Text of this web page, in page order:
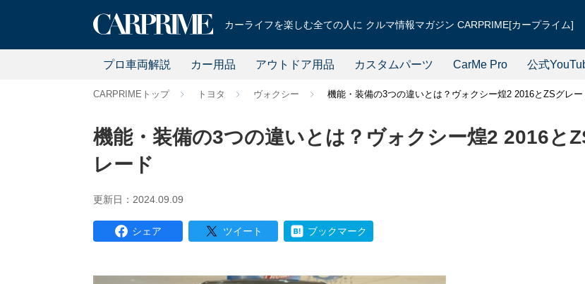
カーライフを楽しむ全ての人に クルマ情報マガジン CARPRIME[カープライム]
プロ車両解説 カー用品 アウトドア用品 カスタムパーツ CarMe Pro 公式
CARPRIMEトップ トヨタ ヴォクシー 機能・装備の3つの違いとは？ヴォクシー煌2 2016とZSグレー
機能・装備の3つの違いとは？ヴォクシー煌2 2016と
レード
更新日：2024.09.09
シェア ツイート ブックマーク